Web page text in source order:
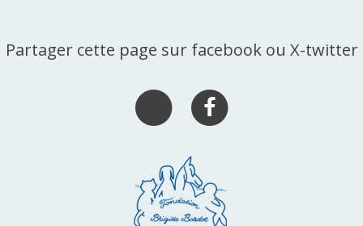
Partager cette page sur facebook ou X-twitter